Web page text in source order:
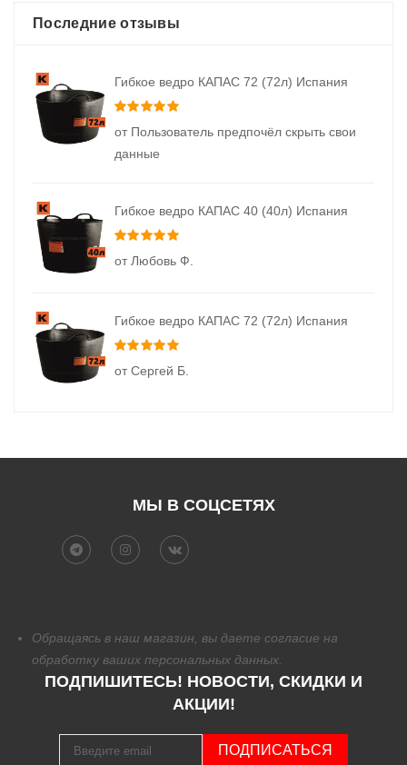
Последние отзывы
Гибкое ведро КАПАС 72 (72л) Испания
от Пользователь предпочёл скрыть свои
данные
Гибкое ведро КАПАС 40 (40л) Испания
от Любовь Ф.
Гибкое ведро КАПАС 72 (72л) Испания
от Сергей Б.
МЫ В СОЦСЕТЯХ
Обращаясь в наш магазин, вы даете согласие на
обработку ваших персональных данных.
ПОДПИШИТЕСЬ! НОВОСТИ, СКИДКИ И
АКЦИИ!
ПОДПИСАТЬСЯ